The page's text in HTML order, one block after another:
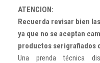
ATENCION:
Recuerda revisar bien
ya que no se aceptan
productos serigrafiados
Una prenda técnica